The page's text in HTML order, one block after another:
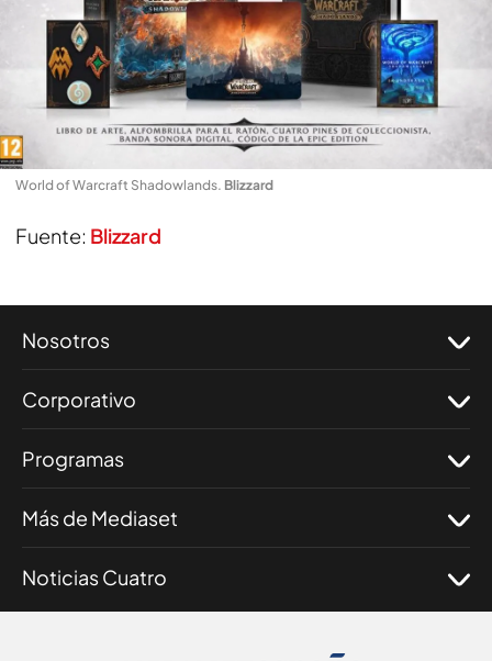
World of Warcraft Shadowlands. Blizzard
Fuente: Blizzard
Nosotros
Corporativo
Programas
Más de Mediaset
Noticias Cuatro